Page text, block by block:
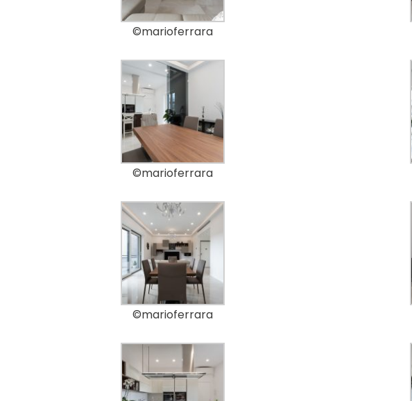
©marioferrara
©marioferrara
©marioferrara